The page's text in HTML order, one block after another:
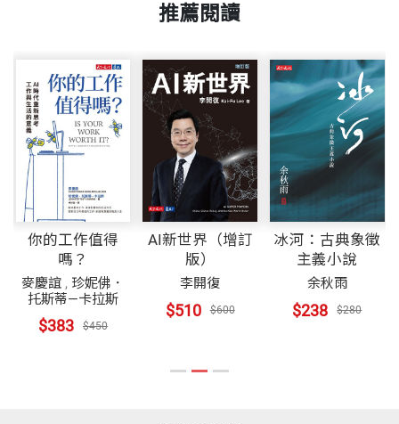
推薦閱讀
你的工作值得
嗎？
麥慶誼, 珍妮佛．
托斯蒂—卡拉斯
$383 $450
AI新世界（增訂
版）
李開復
$510 $600
冰河：古典象徵
主義小說
余秋雨
$238 $280